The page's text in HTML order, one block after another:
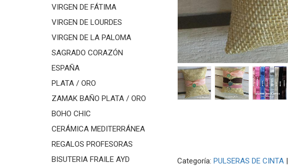
VIRGEN DE FÁTIMA
VIRGEN DE LOURDES
VIRGEN DE LA PALOMA
SAGRADO CORAZÓN
ESPAÑA
PLATA / ORO
ZAMAK BAÑO PLATA / ORO
BOHO CHIC
CERÁMICA MEDITERRÁNEA
REGALOS PROFESORAS
BISUTERIA FRAILE AYD
Categoría: PULSERAS DE CINTA|